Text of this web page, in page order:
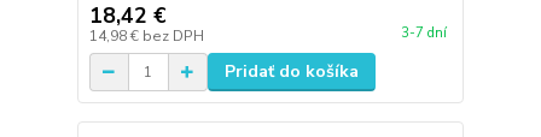
18,42 €
14,98 € bez DPH 3-7 dní
Pridať do košíka